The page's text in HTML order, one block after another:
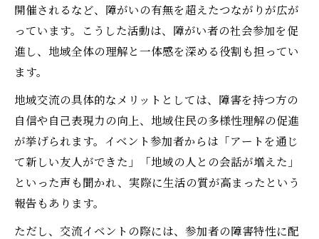
開催されるなど、障がいの有無を超えたつながりが広が
っています。こうした活動は、障がい者の社会参加を促
進し、地域全体の理解と一体感を深める役割も担ってい
ます。
地域交流の具体的なメリットとしては、障害を持つ方の
自信や自己表現力の向上、地域住民の多様性理解の促進
が挙げられます。イベント参加者からは「アートを通じ
て新しい友人ができた」「地域の人との会話が増えた」
といった声も聞かれ、実際に生活の質が高まったという
報告もあります。
ただし、交流イベントの際には、参加者の障害特性に配